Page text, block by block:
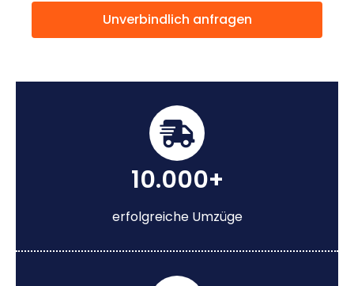
Unverbindlich anfragen
10.000+
erfolgreiche Umzüge